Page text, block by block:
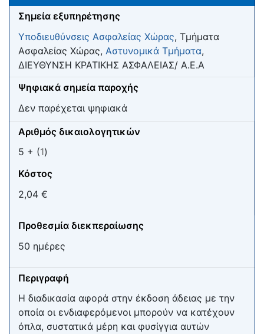
Σημεία εξυπηρέτησης
Υποδιευθύνσεις Ασφαλείας Χώρας, Τμήματα
Ασφαλείας Χώρας, Αστυνομικά Τμήματα,
ΔΙΕΥΘΥΝΣΗ ΚΡΑΤΙΚΗΣ ΑΣΦΑΛΕΙΑΣ/ Α.Ε.Α
Ψηφιακά σημεία παροχής
Δεν παρέχεται ψηφιακά
Αριθμός δικαιολογητικών
5 + (1)
Κόστος
2,04 €
Προθεσμία διεκπεραίωσης
50 ημέρες
Περιγραφή
Η διαδικασία αφορά στην έκδοση άδειας με την
οποία οι ενδιαφερόμενοι μπορούν να κατέχουν
όπλα, συστατικά μέρη και φυσίγγια αυτών